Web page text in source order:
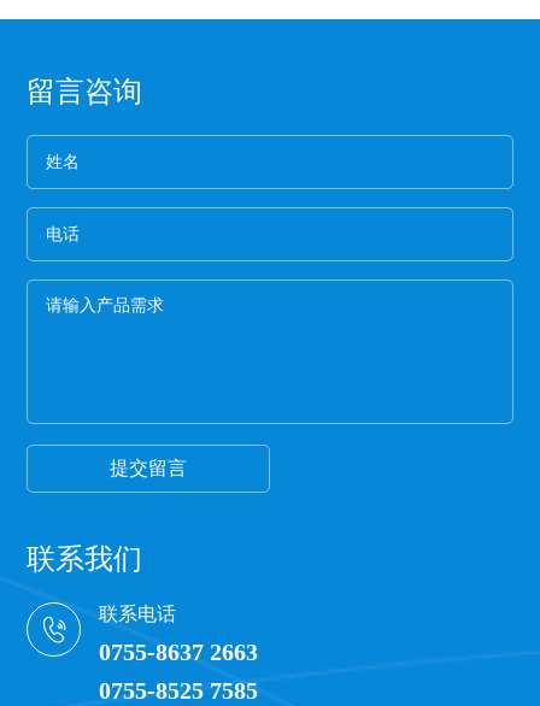
保护膜按照常规就应该卷得整齐，这样的保护膜没
概率非常高,强度差。
膜硬的保护膜一般都比较次，而且由于膜厚，实际
米数会减少。好的保护膜所选用的薄膜都比较柔
联系我们
联系电话
0755-8637 2663
0755-8525 7585
留言咨询
提交留言